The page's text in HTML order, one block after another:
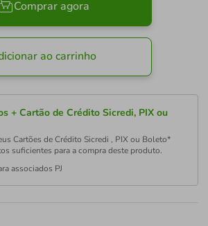
Comprar agora
ao carrinho
+ Cartão de Crédito Sicredi, PIX ou
Cartões de Crédito Sicredi , PIX ou Boleto*
suficientes para a compra deste produto.
associados PJ